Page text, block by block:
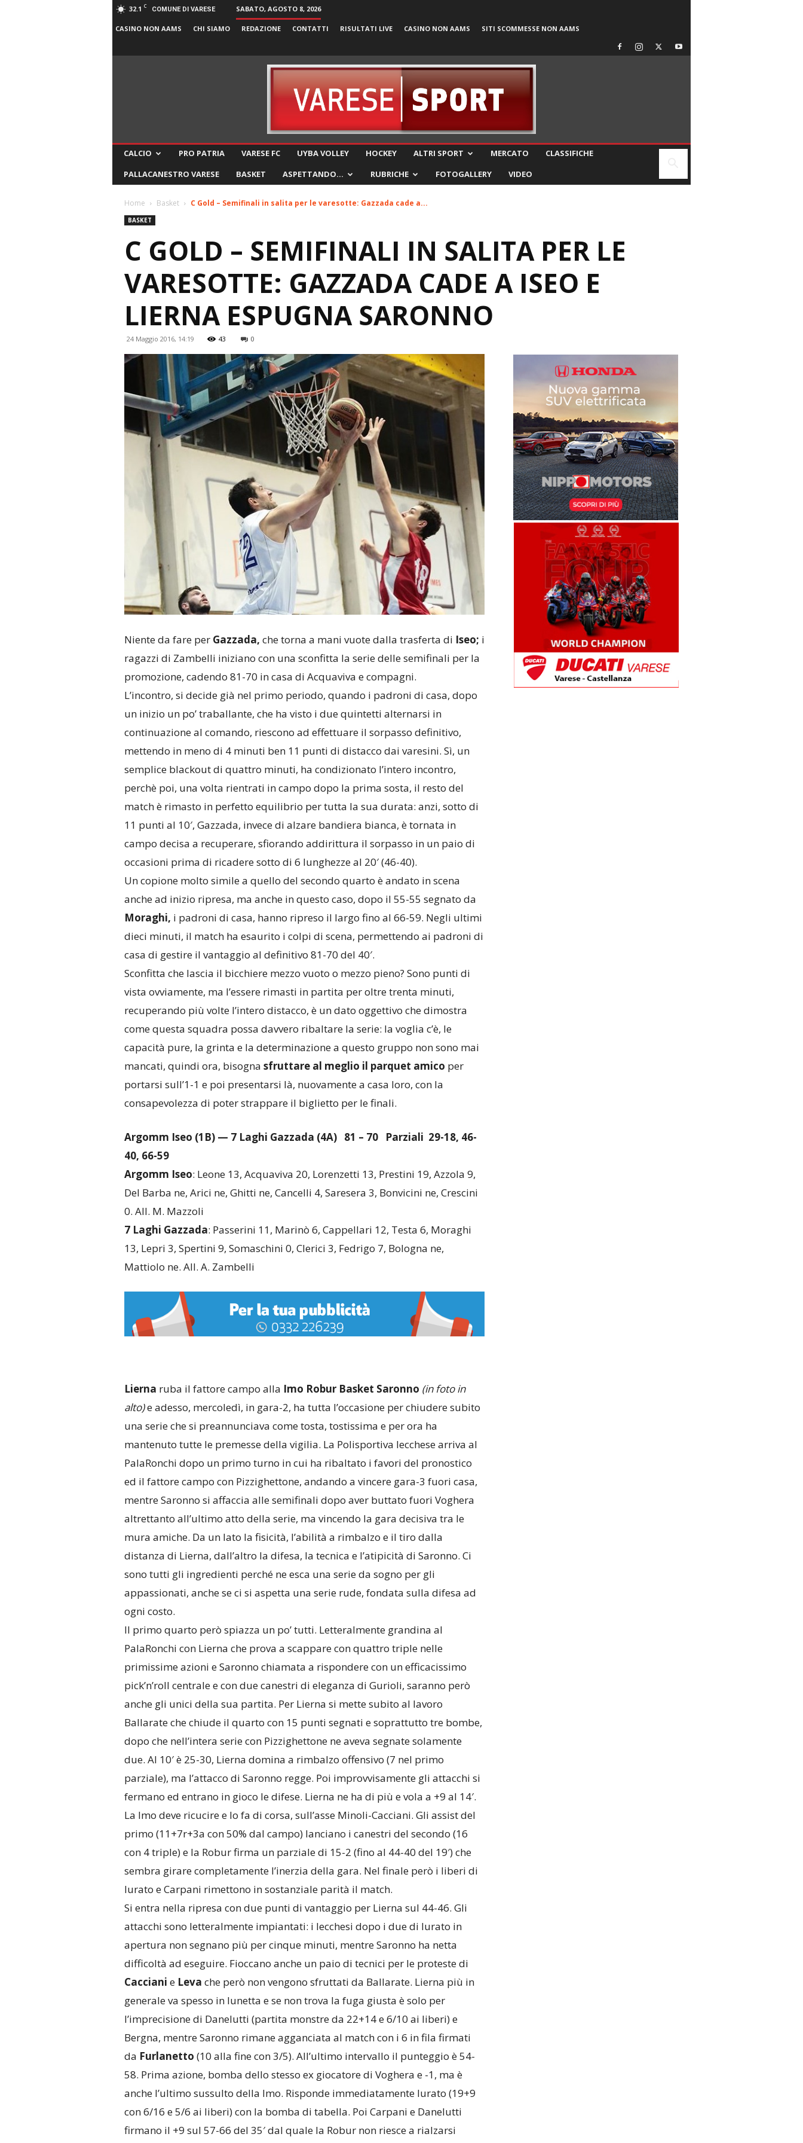
32.1 C COMUNE DI VARESE SABATO, AGOSTO 8, 2026
CASINO NON AAMS CHI SIAMO REDAZIONE CONTATTI RISULTATI LIVE CASINO NON AAMS SITI SCOMMESSE NON AAMS
CALCIO PRO PATRIA VARESE FC UYBA VOLLEY HOCKEY ALTRI SPORT MERCATO
CLASSIFICHE
PALLACANESTRO VARESE
BASKET ASPETTANDO… RUBRICHE FOTOGALLERY VIDEO
Home Basket C Gold – Semifinali in salita per le varesotte: Gazzada cade a...
BASKET
C GOLD – SEMIFINALI IN SALITA PER LE
VARESOTTE: GAZZADA CADE A ISEO E
LIERNA ESPUGNA SARONNO
24 Maggio 2016, 14:19 43 0
Niente da fare per Gazzada, che torna a mani vuote dalla trasferta di Iseo; i
ragazzi di Zambelli iniziano con una sconfitta la serie delle semifinali per la
promozione, cadendo 81-70 in casa di Acquaviva e compagni.
L’incontro, si decide già nel primo periodo, quando i padroni di casa, dopo
un inizio un po’ traballante, che ha visto i due quintetti alternarsi in
continuazione al comando, riescono ad effettuare il sorpasso definitivo,
mettendo in meno di 4 minuti ben 11 punti di distacco dai varesini. Sì, un
semplice blackout di quattro minuti, ha condizionato l’intero incontro,
perchè poi, una volta rientrati in campo dopo la prima sosta, il resto del
match è rimasto in perfetto equilibrio per tutta la sua durata: anzi, sotto di
11 punti al 10′, Gazzada, invece di alzare bandiera bianca, è tornata in
campo decisa a recuperare, sfiorando addirittura il sorpasso in un paio di
occasioni prima di ricadere sotto di 6 lunghezze al 20′ (46-40).
Un copione molto simile a quello del secondo quarto è andato in scena
anche ad inizio ripresa, ma anche in questo caso, dopo il 55-55 segnato da
Moraghi, i padroni di casa, hanno ripreso il largo fino al 66-59. Negli ultimi
dieci minuti, il match ha esaurito i colpi di scena, permettendo ai padroni di
casa di gestire il vantaggio al definitivo 81-70 del 40′.
Sconfitta che lascia il bicchiere mezzo vuoto o mezzo pieno? Sono punti di
vista ovviamente, ma l’essere rimasti in partita per oltre trenta minuti,
recuperando più volte l’intero distacco, è un dato oggettivo che dimostra
come questa squadra possa davvero ribaltare la serie: la voglia c’è, le
capacità pure, la grinta e la determinazione a questo gruppo non sono mai
mancati, quindi ora, bisogna sfruttare al meglio il parquet amico per
portarsi sull’1-1 e poi presentarsi là, nuovamente a casa loro, con la
consapevolezza di poter strappare il biglietto per le finali.
Argomm Iseo (1B) — 7 Laghi Gazzada (4A) 81 – 70 Parziali 29-18, 46-
40, 66-59
Argomm Iseo: Leone 13, Acquaviva 20, Lorenzetti 13, Prestini 19, Azzola 9,
Del Barba ne, Arici ne, Ghitti ne, Cancelli 4, Saresera 3, Bonvicini ne, Crescini
0. All. M. Mazzoli
7 Laghi Gazzada: Passerini 11, Marinò 6, Cappellari 12, Testa 6, Moraghi
13, Lepri 3, Spertini 9, Somaschini 0, Clerici 3, Fedrigo 7, Bologna ne,
Mattiolo ne. All. A. Zambelli
Lierna ruba il fattore campo alla Imo Robur Basket Saronno (in foto in
alto)e adesso, mercoledì, in gara-2, ha tutta l’occasione per chiudere subito
una serie che si preannunciava come tosta, tostissima e per ora ha
mantenuto tutte le premesse della vigilia. La Polisportiva lecchese arriva al
PalaRonchi dopo un primo turno in cui ha ribaltato i favori del pronostico
ed il fattore campo con Pizzighettone, andando a vincere gara-3 fuori casa,
mentre Saronno si affaccia alle semifinali dopo aver buttato fuori Voghera
altrettanto all’ultimo atto della serie, ma vincendo la gara decisiva tra le
mura amiche. Da un lato la fisicità, l’abilità a rimbalzo e il tiro dalla
distanza di Lierna, dall’altro la difesa, la tecnica e l’atipicità di Saronno. Ci
sono tutti gli ingredienti perché ne esca una serie da sogno per gli
appassionati, anche se ci si aspetta una serie rude, fondata sulla difesa ad
ogni costo.
Il primo quarto però spiazza un po’ tutti. Letteralmente grandina al
PalaRonchi con Lierna che prova a scappare con quattro triple nelle
primissime azioni e Saronno chiamata a rispondere con un efficacissimo
pick’n’roll centrale e con due canestri di eleganza di Gurioli, saranno però
anche gli unici della sua partita. Per Lierna si mette subito al lavoro
Ballarate che chiude il quarto con 15 punti segnati e soprattutto tre bombe,
dopo che nell’intera serie con Pizzighettone ne aveva segnate solamente
due. Al 10′ è 25-30, Lierna domina a rimbalzo offensivo (7 nel primo
parziale), ma l’attacco di Saronno regge. Poi improvvisamente gli attacchi si
fermano ed entrano in gioco le difese. Lierna ne ha di più e vola a +9 al 14′.
La Imo deve ricucire e lo fa di corsa, sull’asse Minoli-Cacciani. Gli assist del
primo (11+7r+3a con 50% dal campo) lanciano i canestri del secondo (16
con 4 triple) e la Robur firma un parziale di 15-2 (fino al 44-40 del 19′) che
sembra girare completamente l’inerzia della gara. Nel finale però i liberi di
Iurato e Carpani rimettono in sostanziale parità il match.
Si entra nella ripresa con due punti di vantaggio per Lierna sul 44-46. Gli
attacchi sono letteralmente impiantati: i lecchesi dopo i due di Iurato in
apertura non segnano più per cinque minuti, mentre Saronno ha netta
difficoltà ad eseguire. Fioccano anche un paio di tecnici per le proteste di
Cacciani e Leva che però non vengono sfruttati da Ballarate. Lierna più in
generale va spesso in lunetta e se non trova la fuga giusta è solo per
l’imprecisione di Danelutti (partita monstre da 22+14 e 6/10 ai liberi) e
Bergna, mentre Saronno rimane agganciata al match con i 6 in fila firmati
da Furlanetto (10 alla fine con 3/5). All’ultimo intervallo il punteggio è 54-
58. Prima azione, bomba dello stesso ex giocatore di Voghera e -1, ma è
anche l’ultimo sussulto della Imo. Risponde immediatamente Iurato (19+9
con 6/16 e 5/6 ai liberi) con la bomba di tabella. Poi Carpani e Danelutti
firmano il +9 sul 57-66 del 35′ dal quale la Robur non riesce a rialzarsi